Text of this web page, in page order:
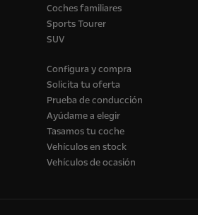
Coches familiares
Sports Tourer
SUV
Configura y compra
Solicita tu oferta
Prueba de conducción
Ayúdame a elegir
Tasamos tu coche
Vehículos en stock
Vehículos de ocasión